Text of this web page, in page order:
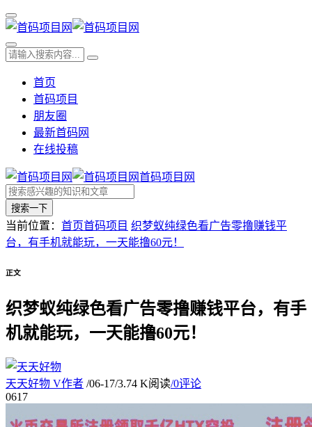
首页
首码项目
朋友圈
最新首码网
在线投稿
首码项目网
搜索一下
当前位置： 首页首码项目 织梦蚁纯绿色看广告零撸赚钱平
台，有手机就能玩，一天能撸60元！
正文
织梦蚁纯绿色看广告零撸赚钱平台，有手
机就能玩，一天能撸60元！
天天好物 V作者 /06-17/3.74 K阅读/0评论
0617